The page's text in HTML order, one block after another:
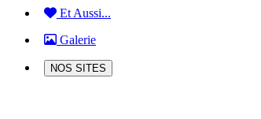
Et Aussi...
Galerie
NOS SITES